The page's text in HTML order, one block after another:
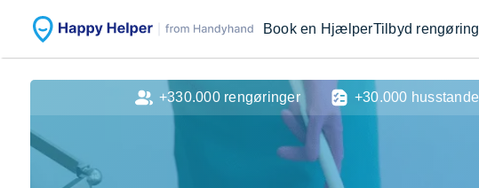
Book en HjælperTilbyd rengøring
+330.000 rengøringer +30.000 husstande